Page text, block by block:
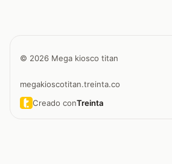
© 2026 Mega kiosco titan
megakioscotitan.treinta.co
Creado conTreinta